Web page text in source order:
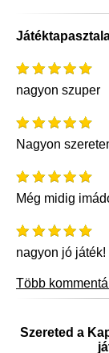
nagyon szuper
Nagyon
Még midig
nagyon jó játék!
Több
Szereted a